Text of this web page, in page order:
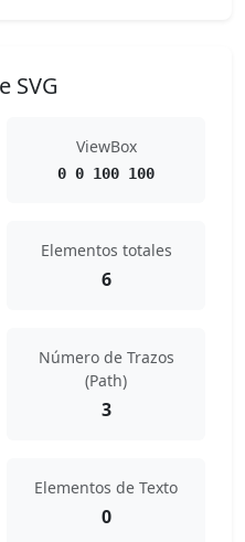
SVG
ViewBox
0 0 100 100
Elementos totales
6
Número de Trazos
(Path)
3
Elementos de Texto
0